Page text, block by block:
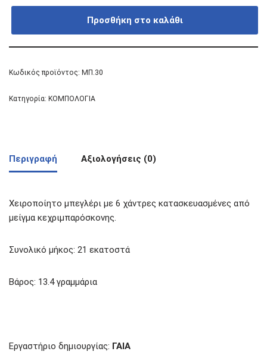
Προσθήκη στο καλάθι
Κωδικός προϊόντος: ΜΠ.30
Κατηγορία: ΚΟΜΠΟΛΟΓΙΑ
Περιγραφή Αξιολογήσεις (0)
Χειροποίητο μπεγλέρι με 6 χάντρες κατασκευασμένες από
μείγμα κεχριμπαρόσκονης.
Συνολικό μήκος: 21 εκατοστά
Βάρος: 13.4 γραμμάρια
Εργαστήριο δημιουργίας: ΓΑΙΑ